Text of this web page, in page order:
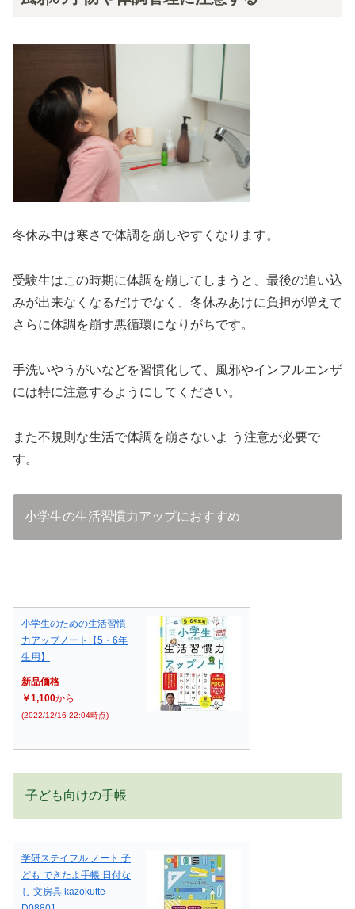
冬休み中は寒さで体調を崩しやすくなります。
受験生はこの時期に体調を崩してしまうと、最後の追い込
みが出来なくなるだけでなく、冬休みあけに負担が増えて
さらに体調を崩す悪循環になりがちです。
手洗いやうがいなどを習慣化して、風邪やインフルエンザ
には特に注意するようにしてください。
また不規則な生活で体調を崩さないよ う注意が必要で
す。
小学生の生活習慣力アップにおすすめ
小学生のための生活習慣
力アップノート【5・6年
生用】
新品価格
￥1,100から
(2022/12/16 22:04時点)
子ども向けの手帳
学研ステイフル ノート 子
ども できたよ手帳 日付な
し 文房具 kazokutte